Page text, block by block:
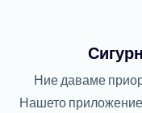
Ние даваме
Нашето